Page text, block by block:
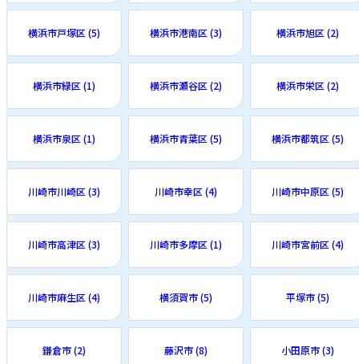
横浜市戸塚区 (5) 横浜市港南区 (3) 横浜市旭区 (2)
横浜市緑区 (1) 横浜市瀬谷区 (2) 横浜市栄区 (2)
横浜市泉区 (1) 横浜市青葉区 (5) 横浜市都筑区 (5)
川崎市川崎区 (3) 川崎市幸区 (4) 川崎市中原区 (5)
川崎市高津区 (3) 川崎市多摩区 (1) 川崎市宮前区 (4)
川崎市麻生区 (4) 横須賀市 (5) 平塚市 (5)
鎌倉市 (2) 藤沢市 (8) 小田原市 (3)